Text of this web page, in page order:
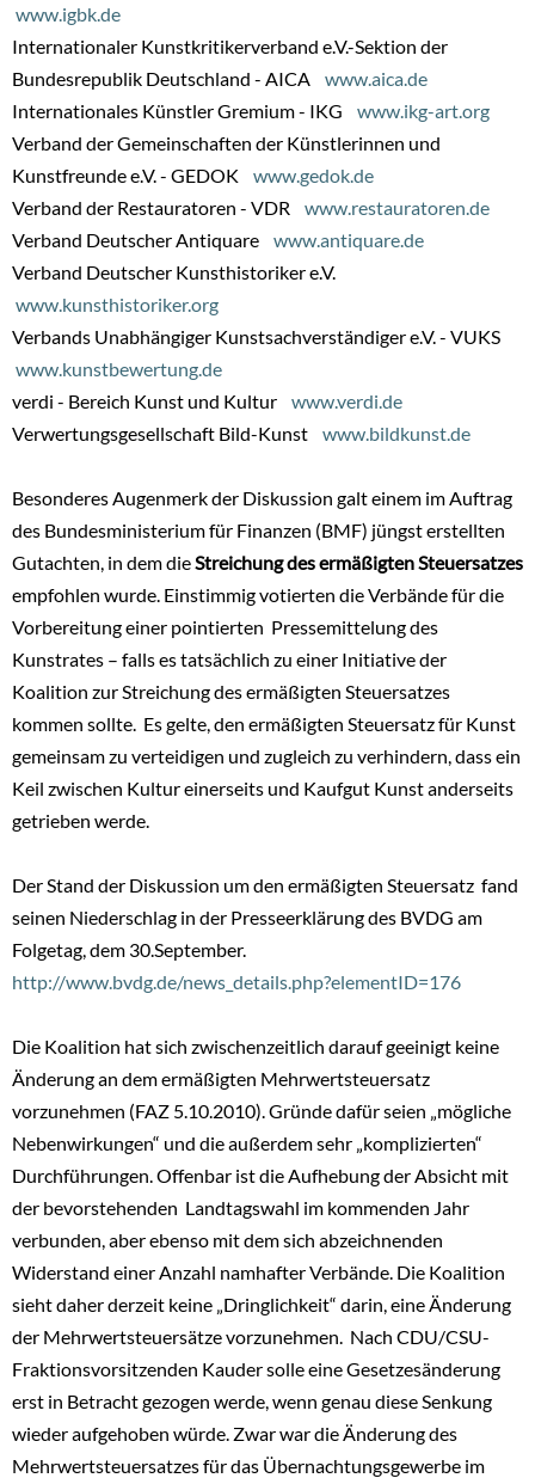
www.igbk.de
Internationaler Kunstkritikerverband e.V.-Sektion der
Bundesrepublik Deutschland - AICA
www.aica.de
Internationales Künstler Gremium - IKG www.ikg-art.org
Verband der Gemeinschaften der Künstlerinnen und
Kunstfreunde e.V. - GEDOK www.gedok.de
Verband der Restauratoren - VDR www.restauratoren.de
Verband Deutscher Antiquare www.antiquare.de
Verband Deutscher Kunsthistoriker e.V.
www.kunsthistoriker.org
Verbands Unabhängiger Kunstsachverständiger e.V. - VUKS
www.kunstbewertung.de
verdi - Bereich Kunst und Kultur www.verdi.de
Verwertungsgesellschaft Bild-Kunst www.bildkunst.de
Besonderes Augenmerk der Diskussion galt einem im Auftrag
des Bundesministerium für Finanzen (BMF) jüngst erstellten
Gutachten, in dem dieStreichung des ermäßigten Steuersatzes
empfohlen wurde. Einstimmig votierten die Verbände für die
Vorbereitung einer pointierten Pressemittelung des
Kunstrates – falls es tatsächlich zu einer Initiative der
Koalition zur Streichung des ermäßigten Steuersatzes
kommen sollte. Es gelte, den ermäßigten Steuersatz für Kunst
gemeinsam zu verteidigen und zugleich zu verhindern, dass ein
Keil zwischen Kultur einerseits und Kaufgut Kunst anderseits
getrieben werde.
Der Stand der Diskussion um den ermäßigten Steuersatz fand
seinen Niederschlag in der Presseerklärung des BVDG am
Folgetag, dem 30.September.
http://www.bvdg.de/news_details.php?elementID=176
Die Koalition hat sich zwischenzeitlich darauf geeinigt keine
Änderung an dem ermäßigten Mehrwertsteuersatz
vorzunehmen (FAZ 5.10.2010). Gründe dafür seien „mögliche
Nebenwirkungen“ und die außerdem sehr „komplizierten“
Durchführungen. Offenbar ist die Aufhebung der Absicht mit
der bevorstehenden Landtagswahl im kommenden Jahr
verbunden, aber ebenso mit dem sich abzeichnenden
Widerstand einer Anzahl namhafter Verbände. Die Koalition
sieht daher derzeit keine „Dringlichkeit“ darin, eine Änderung
der Mehrwertsteuersätze vorzunehmen. Nach CDU/CSU-
Fraktionsvorsitzenden Kauder solle eine Gesetzesänderung
erst in Betracht gezogen werde, wenn genau diese Senkung
wieder aufgehoben würde. Zwar war die Änderung des
Mehrwertsteuersatzes für das Übernachtungsgewerbe im